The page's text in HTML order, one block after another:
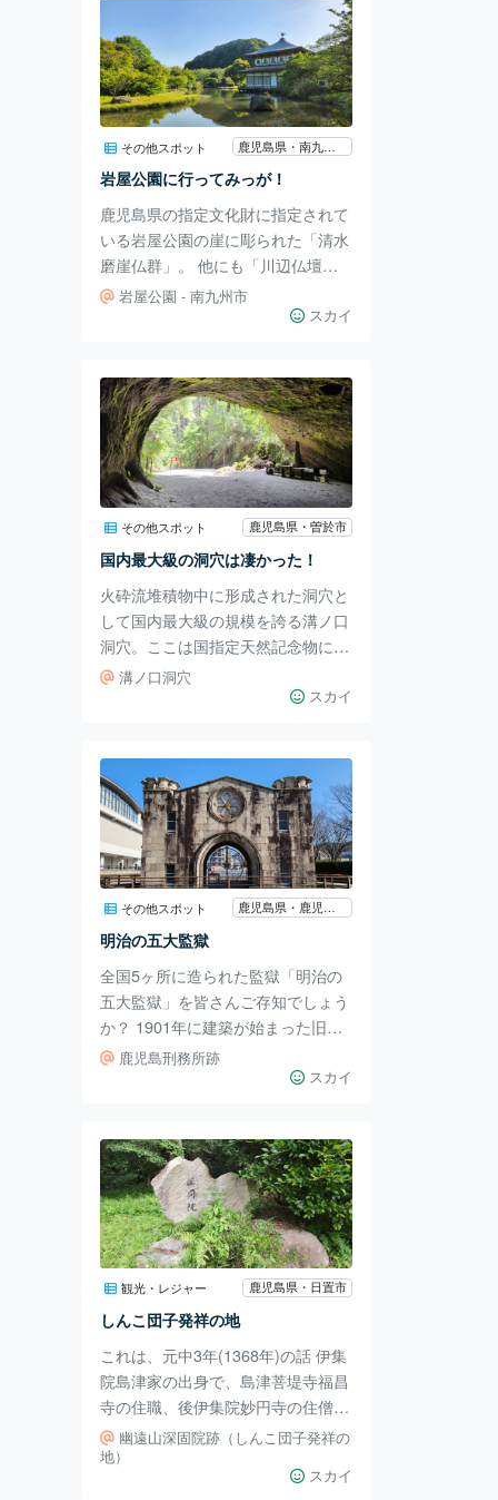
その他スポット 鹿児島県・南九州市
岩屋公園に行ってみっが！
鹿児島県の指定文化財に指定されて
いる岩屋公園の崖に彫られた「清水
磨崖仏群」。 他にも「川辺仏壇の
技術を結集して作られた銀閣寺風の
カフェ」・「一年を通して利用でき
こうと思います。 岩屋公園に流れ
る清水川ほとりの高さ約20mの崖に
彫られた清水磨崖仏群は平安時代の
終わり頃から始まり、鎌倉・室町・
明治の各時代に想いを込めて彫られ
たとされています。 五輪塔・宝篋
印塔・梵字・仏像など200基が確認
されていて、崖にズラリと彫られて
います。そして、
岩屋公園 - 南九州市
スカイ
その他スポット 鹿児島県・曽於市
国内最大級の洞穴は凄かった！
火砕流堆積物中に形成された洞穴と
して国内最大級の規模を誇る溝ノ口
洞穴。ここは国指定天然記念物に指
定されています。 「ここは本当に
スゴイ！！」 「こんなに大きな洞
にあります。入口の幅14.6ｍ・高さ
6.4ｍ・全長209.5ｍとかなり大きい
です。 〜洞穴が形成されるまでの
流れ〜 シラスに含まれる水分が地
下水流になる ↓ 入戸火砕流堆積物
下位の非溶結部分を侵食 ↓ 崩壊を
繰り返しながら洞穴の規模が拡大 ↓
洞穴になる また、天井に様々な大
溝ノ口洞穴
スカイ
その他スポット
明治の五大監獄
全国5ヶ所に造られた監獄「明治の
五大監獄」を皆さんご存知でしょう
か？ 1901年に建築が始まった旧奈
良監獄を皮切りに、1907年には長
崎監獄・金沢監獄・千葉監獄、翌年
も書いてある通り、千葉県・金沢
県・奈良県・長崎県・鹿児島県にあ
ります。 鹿児島監獄は現在正門し
か残っていませんが、他の監獄とは
違い石造建築で造られました。平成
10年に国の登録有形文化財に登録さ
れました。 そして、今その監獄跡
地にコンサートや展示会などのイベ
ントが行われる
鹿児島刑務所跡
スカイ
観光・レジャー 鹿児島県・日置市
しんこ団子発祥の地
これは、元中3年(1368年)の話 伊集
院島津家の出身で、島津菩堤寺福昌
寺の住職、後伊集院妙円寺の住僧で
ある石屋真梁(せきおくしんりょう)
は、深固院を建て住民を教化してい
た。そんな時、大飢饉に見舞われて
幽遠山深固院跡（しんこ団子発祥の
地）
スカイ